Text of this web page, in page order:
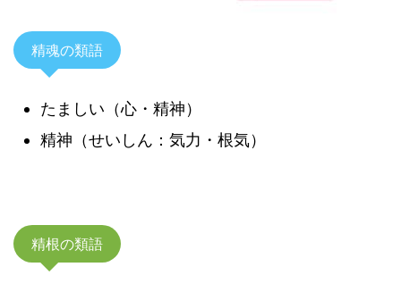
精魂の類語
たましい（心・精神）
精神（せいしん：気力・根気）
精根の類語